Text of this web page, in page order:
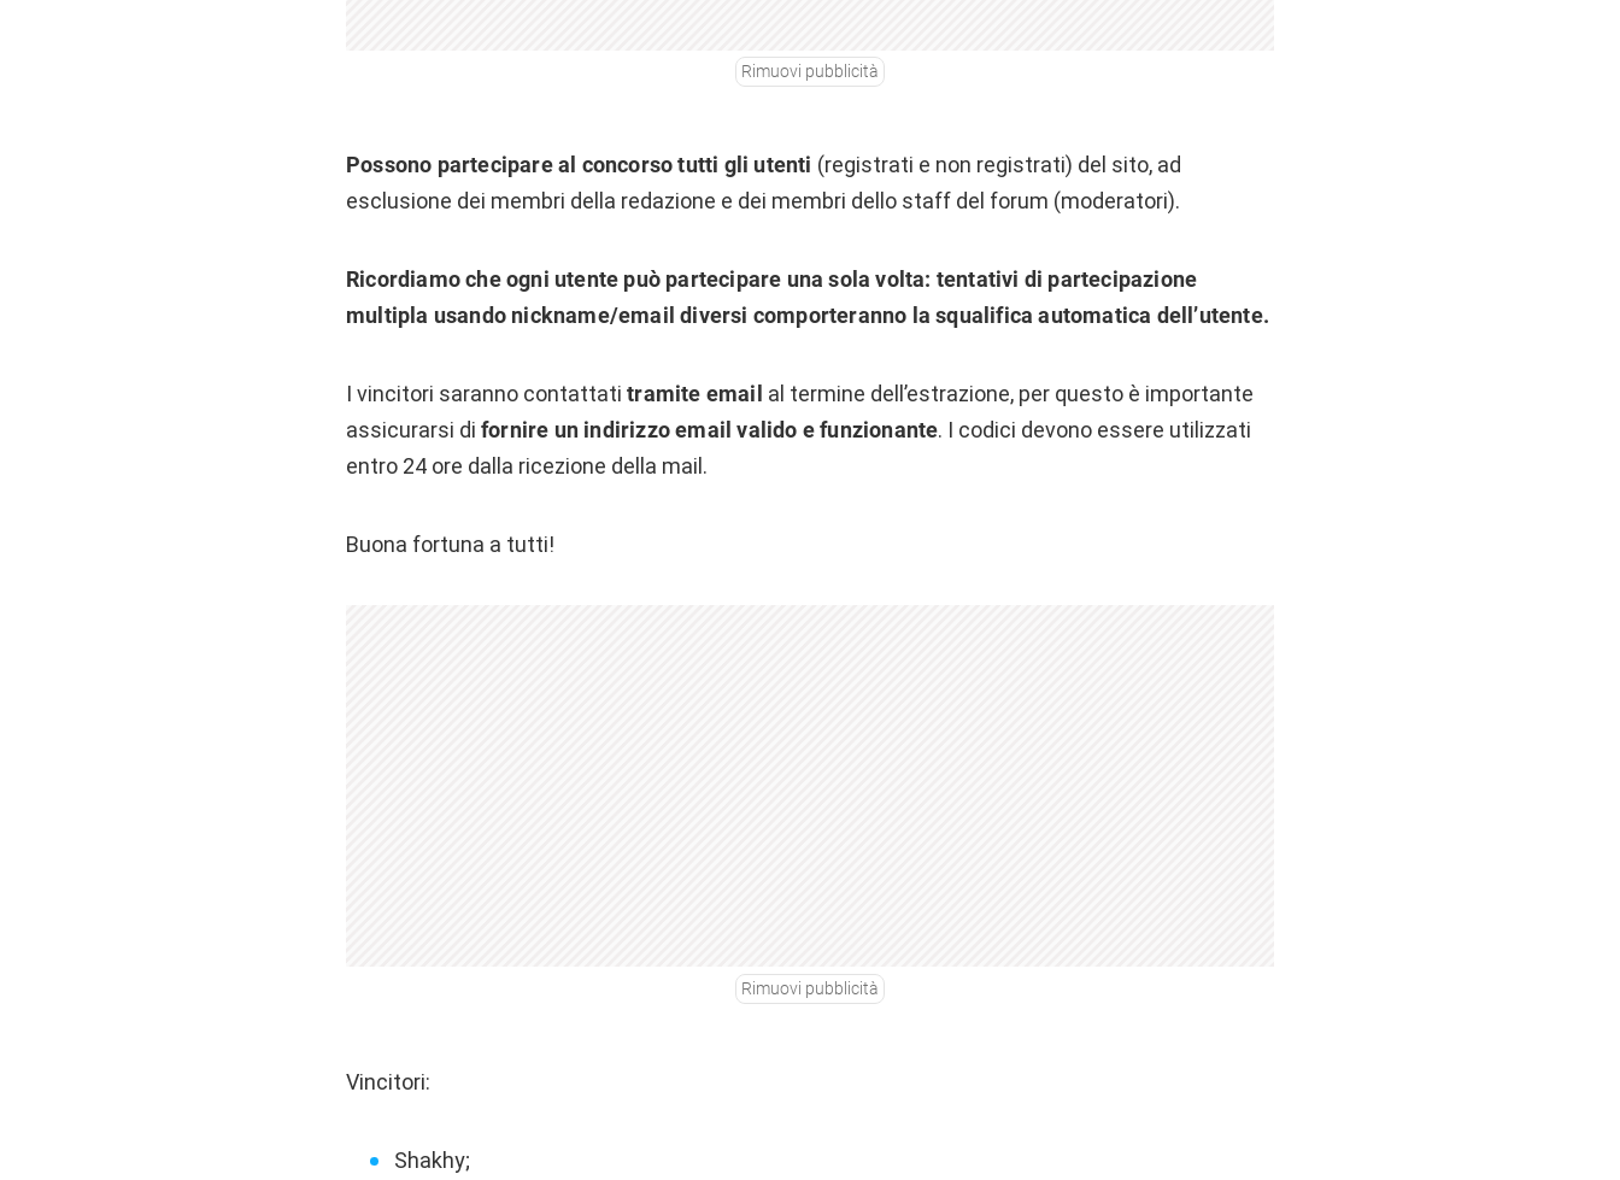
Rimuovi pubblicità
Possono partecipare al concorso tutti gli utenti (registrati e non registrati) del sito, ad
esclusione dei membri della redazione e dei membri dello staff del forum (moderatori).
Ricordiamo che ogni utente può partecipare una sola volta: tentativi di partecipazione
multipla usando nickname/email diversi comporteranno la squalifica automatica dell’utente.
I vincitori saranno contattati tramite email al termine dell’estrazione, per questo è importante
assicurarsi di fornire un indirizzo email valido e funzionante. I codici devono essere utilizzati
entro 24 ore dalla ricezione della mail.
Buona fortuna a tutti!
Rimuovi pubblicità
Vincitori:
Shakhy;